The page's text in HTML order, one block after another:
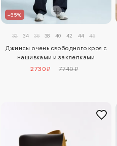
–65%
32 34 36 38 40 42 44 46
Джинсы очень свободного кроя с
нашивками и заклепками
2730 ₽
7740 ₽